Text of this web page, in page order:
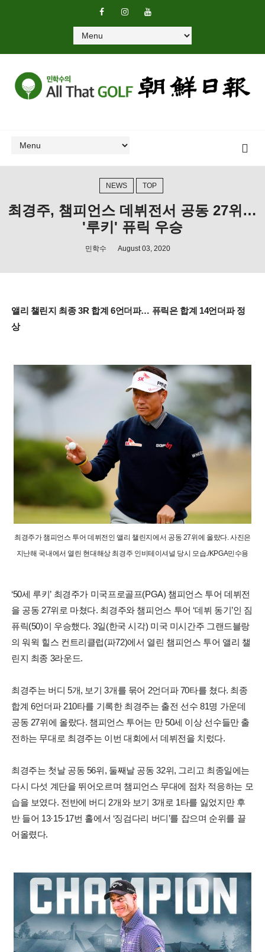
NEWS TOP
최경주, 챔피언스 데뷔전서 공동 27위…
'루키' 퓨릭 우승
민학수 August 03, 2020
앨리 챌린지 최종 3R 합계 6언더파… 퓨릭은 합계 14언더파 정
상
최경주가 챔피언스 투어 데뷔전인 앨리 챌린지에서 공동 27위에 올랐다. 사진은
지난해 국내에서 열린 현대해상 최경주 인비테이셔널 당시 모습./KPGA민수용
‘50세 루키’ 최경주가 미국프로골프(PGA) 챔피언스 투어 데뷔전
을 공동 27위로 마쳤다. 최경주와 챔피언스 투어 ‘데뷔 동기’인 짐
퓨릭(50)이 우승했다. 3일(한국 시각) 미국 미시간주 그랜드블랑
의 워윅 힐스 컨트리클럽(파72)에서 열린 챔피언스 투어 앨리 챌
린지 최종 3라운드.
최경주는 버디 5개, 보기 3개를 묶어 2언더파 70타를 쳤다. 최종
합계 6언더파 210타를 기록한 최경주는 출전 선수 81명 가운데
공동 27위에 올랐다. 챔피언스 투어는 만 50세 이상 선수들만 출
전하는 무대로 최경주는 이번 대회에서 데뷔전을 치렀다.
최경주는 첫날 공동 56위, 둘째날 공동 32위, 그리고 최종일에는
다시 다섯 계단을 뛰어오르며 챔피언스 무대에 점차 적응하는 모
습을 보였다. 전반에 버디 2개와 보기 3개로 1타를 잃었지만 후
반 들어 13·15·17번 홀에서 ‘징검다리 버디’를 잡으며 순위를 끌
어올렸다.